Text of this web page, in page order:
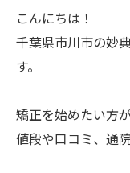
こんにちは！
千葉県市川市の妙
す。
矯正を始めたい方
値段や口コミ、通